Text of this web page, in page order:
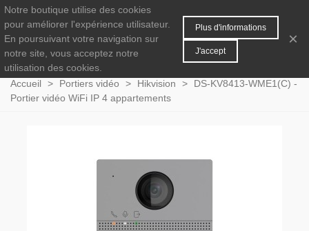
0 MENU
Accueil > Portiers vidéo > Hikvision >
DS-KV8413-WME1(C) -
Portier vidéo WiFi IP 4 appartements
Notre boutique utilise des cookies
pour améliorer l'expérience utilisateur.
En poursuivant votre navigation sur
notre site, vous acceptez notre
utilisation des cookies.
Plus d'informations
J'accept
×